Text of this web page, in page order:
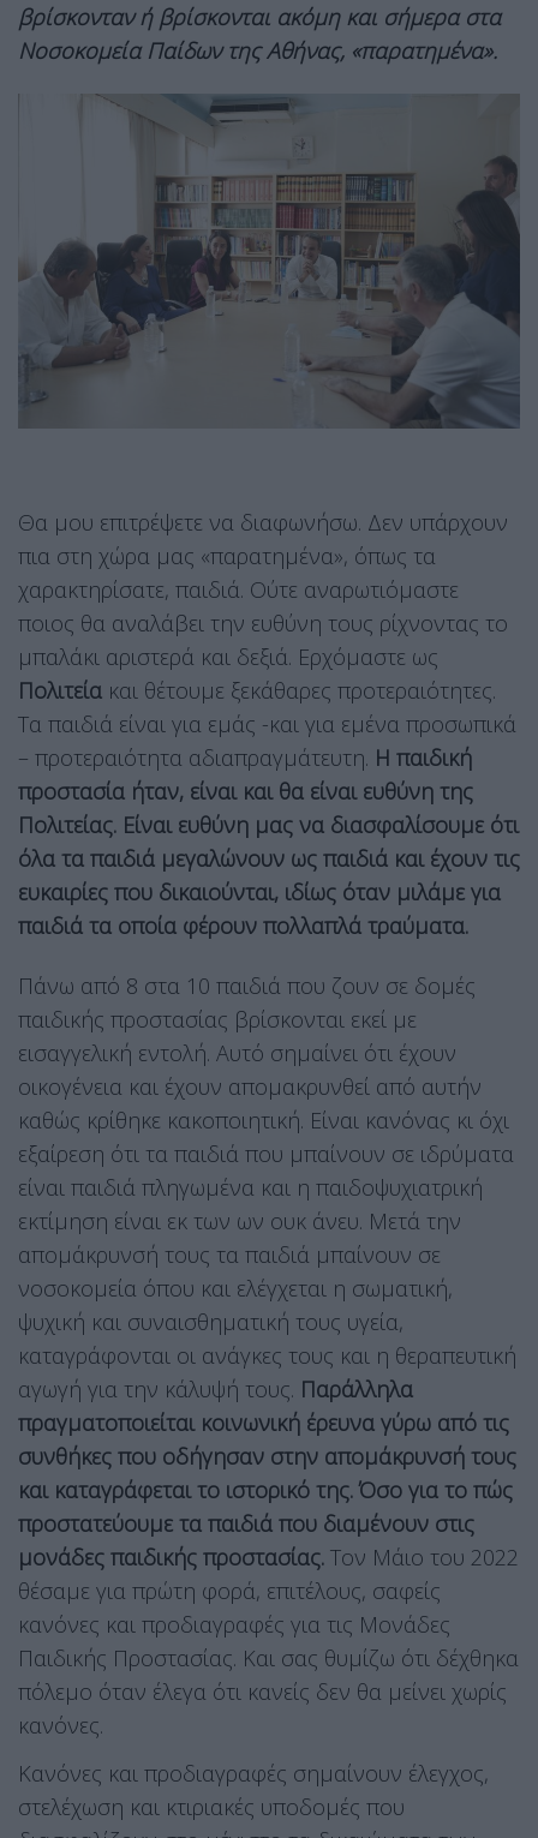
βρίσκονταν ή βρίσκονται ακόμη και σήμερα στα
Νοσοκομεία Παίδων της Αθήνας, «παρατημένα».
Θα μου επιτρέψετε να διαφωνήσω. Δεν υπάρχουν
πια στη χώρα μας «παρατημένα», όπως τα
χαρακτηρίσατε, παιδιά. Ούτε αναρωτιόμαστε
ποιος θα αναλάβει την ευθύνη τους ρίχνοντας το
μπαλάκι αριστερά και δεξιά. Ερχόμαστε ως
Πολιτεία και θέτουμε ξεκάθαρες προτεραιότητες.
Τα παιδιά είναι για εμάς -και για εμένα προσωπικά
– προτεραιότητα αδιαπραγμάτευτη. Η παιδική
προστασία ήταν, είναι και θα είναι ευθύνη της
Πολιτείας. Είναι ευθύνη μας να διασφαλίσουμε ότι
όλα τα παιδιά μεγαλώνουν ως παιδιά και έχουν τις
ευκαιρίες που δικαιούνται, ιδίως όταν μιλάμε για
παιδιά τα οποία φέρουν πολλαπλά τραύματα.
Πάνω από 8 στα 10 παιδιά που ζουν σε δομές
παιδικής προστασίας βρίσκονται εκεί με
εισαγγελική εντολή. Αυτό σημαίνει ότι έχουν
οικογένεια και έχουν απομακρυνθεί από αυτήν
καθώς κρίθηκε κακοποιητική. Είναι κανόνας κι όχι
εξαίρεση ότι τα παιδιά που μπαίνουν σε ιδρύματα
είναι παιδιά πληγωμένα και η παιδοψυχιατρική
εκτίμηση είναι εκ των ων ουκ άνευ. Μετά την
απομάκρυνσή τους τα παιδιά μπαίνουν σε
νοσοκομεία όπου και ελέγχεται η σωματική,
ψυχική και συναισθηματική τους υγεία,
καταγράφονται οι ανάγκες τους και η θεραπευτική
αγωγή για την κάλυψή τους. Παράλληλα
πραγματοποιείται κοινωνική έρευνα γύρω από τις
συνθήκες που οδήγησαν στην απομάκρυνσή τους
και καταγράφεται το ιστορικό της. Όσο για το πώς
προστατεύουμε τα παιδιά που διαμένουν στις
μονάδες παιδικής προστασίας. Τον Μάιο του 2022
θέσαμε για πρώτη φορά, επιτέλους, σαφείς
κανόνες και προδιαγραφές για τις Μονάδες
Παιδικής Προστασίας. Και σας θυμίζω ότι δέχθηκα
πόλεμο όταν έλεγα ότι κανείς δεν θα μείνει χωρίς
κανόνες.
Κανόνες και προδιαγραφές σημαίνουν έλεγχος,
στελέχωση και κτιριακές υποδομές που